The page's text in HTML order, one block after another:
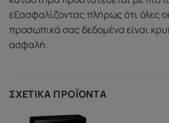
εξασφαλίζοντας πλήρως ότι όλες
προσωπικά σας δεδομένα είναι
ασφαλή.
ΣΧΕΤΙΚΆ ΠΡΟΪΌΝΤΑ